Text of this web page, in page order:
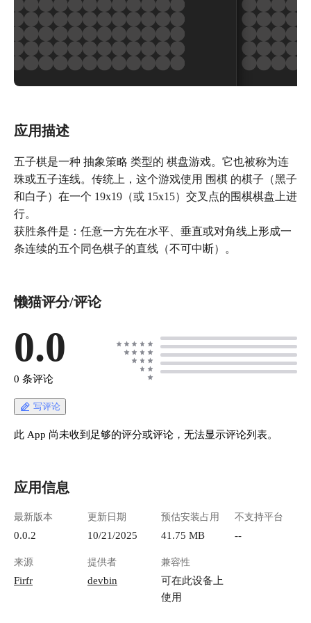
应用描述
五子棋是一种 抽象策略 类型的 棋盘游戏。它也被称为连
珠或五子连线。传统上，这个游戏使用 围棋 的棋子（黑子
和白子）在一个 19x19（或 15x15）交叉点的围棋棋盘上进
行。
获胜条件是：任意一方先在水平、垂直或对角线上形成一
条连续的五个同色棋子的直线（不可中断）。
懒猫评分/评论
0.0
0 条评论
写评论
此 App 尚未收到足够的评分或评论，无法显示评论列表。
应用信息
最新版本
0.0.2
更新日期
10/21/2025
预估安装占用
41.75 MB
不支持平台
--
来源
Firfr
提供者
devbin
兼容性
可在此设备上
使用